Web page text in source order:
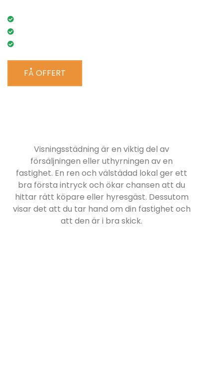
FÅ OFFERT
Visningsstädning är en viktig del av
försäljningen eller uthyrningen av en
fastighet. En ren och välstädad lokal ger ett
bra första intryck och ökar chansen att du
hittar rätt köpare eller hyresgäst. Dessutom
visar det att du tar hand om din fastighet och
att den är i bra skick.